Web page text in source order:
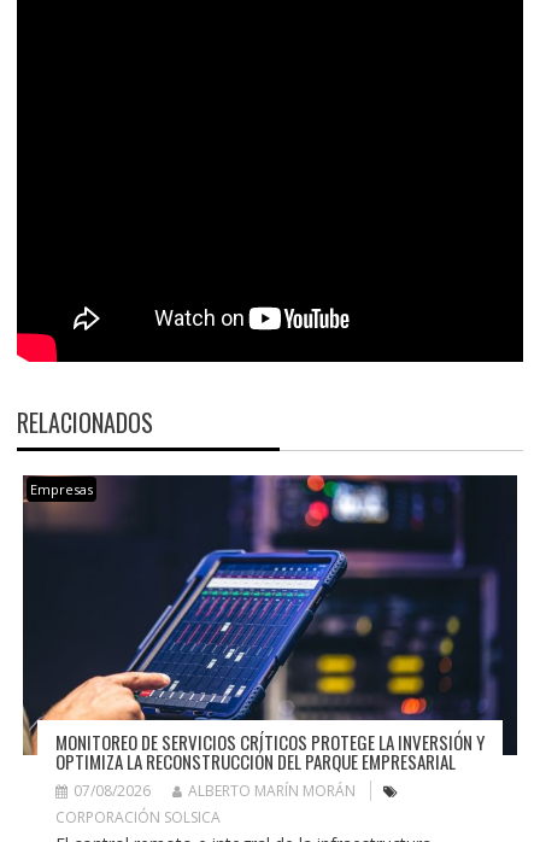
RELACIONADOS
Empresas
MONITOREO DE SERVICIOS CRÍTICOS PROTEGE LA INVERSIÓN Y
OPTIMIZA LA RECONSTRUCCIÓN DEL PARQUE EMPRESARIAL
07/08/2026
ALBERTO MARÍN MORÁN
CORPORACIÓN SOLSICA